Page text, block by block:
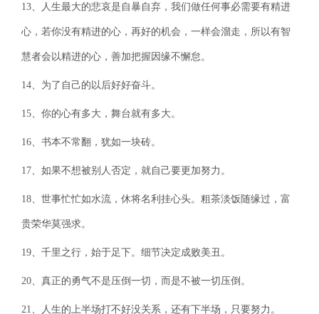
13、人生最大的悲哀是自暴自弃，我们做任何事必需要有精进
心，若你没有精进的心，再好的机会，一样会溜走，所以有智
慧者会以精进的心，善加把握因缘不懈怠。
14、为了自己的以后好好奋斗。
15、你的心有多大，舞台就有多大。
16、书本不常翻，犹如一块砖。
17、如果不想被别人否定，就自己要更加努力。
18、世事忙忙如水流，休将名利挂心头。粗茶淡饭随缘过，富
贵荣华莫强求。
19、千里之行，始于足下。细节决定成败美丑。
20、真正的勇气不是压倒一切，而是不被一切压倒。
21、人生的上半场打不好没关系，还有下半场，只要努力。